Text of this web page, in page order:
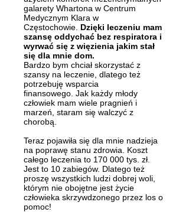
galarety Whartona w Centrum
Medycznym Klara w
Częstochowie. Dzięki leczeniu mam
szansę oddychać bez respiratora i
wyrwać się z więzienia jakim stał
się dla mnie dom.
Bardzo bym chciał skorzystać z
szansy na leczenie, dlatego też
potrzebuję wsparcia
finansowego. Jak każdy młody
człowiek mam wiele pragnień i
marzeń, staram się walczyć z
chorobą.
Teraz pojawiła się dla mnie nadzieja
na poprawę stanu zdrowia. Koszt
całego leczenia to 170 000 tys. zł.
Jest to 10 zabiegów. Dlatego też
proszę wszystkich ludzi dobrej woli,
którym nie obojętne jest życie
człowieka skrzywdzonego przez los o
pomoc!